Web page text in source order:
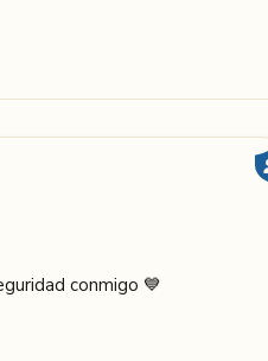
conmigo 💙